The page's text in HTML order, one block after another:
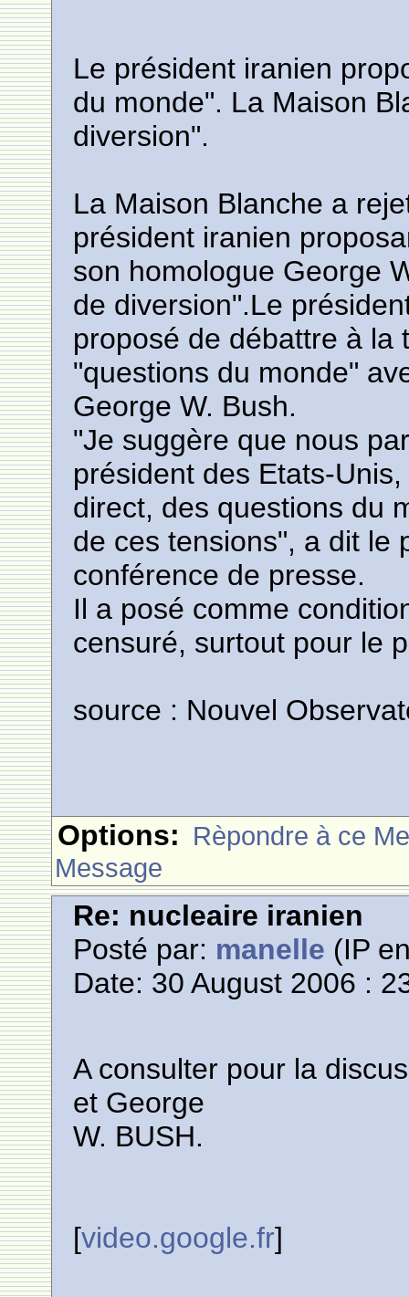
Le président iranien
du monde". La Maison
diversion".
La Maison Blanche a
président iranien
son homologue George
de diversion".Le
proposé de débattre à la
"questions du monde"
George W. Bush.
"Je suggère que nous
président des Etats-
direct, des questions du
de ces tensions", a dit le
conférence de presse.
Il a posé comme
censuré, surtout pour le
source : Nouvel
Options: Rèpondre à ce
Message
Re: nucleaire iranien
Posté par: manelle (IP
Date: 30 August 2006 :
A consulter pour la
et George
W. BUSH.
[video.google.fr]